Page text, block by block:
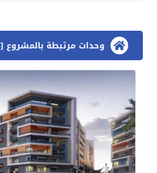
وحدات مرتبطة بالمشروع [3 وحدات]